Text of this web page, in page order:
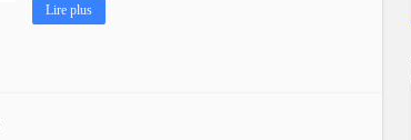
Lire plus